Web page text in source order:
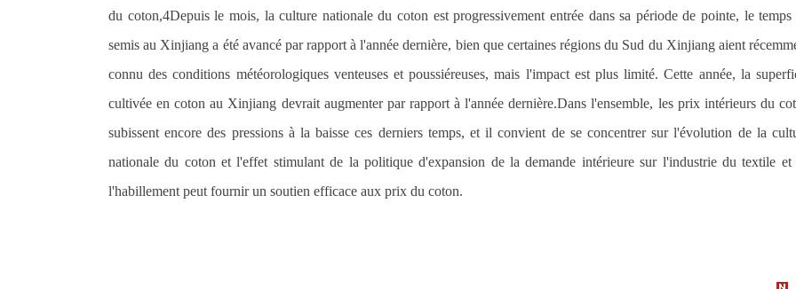
du coton,4Depuis le mois, la culture nationale du coton est progressivement entrée dans sa période de pointe, le temps
semis au Xinjiang a été avancé par rapport à l'année dernière, bien que certaines régions du Sud du Xinjiang aient
connu des conditions météorologiques venteuses et poussiéreuses, mais l'impact est plus limité. Cette année, la
cultivée en coton au Xinjiang devrait augmenter par rapport à l'année dernière.Dans l'ensemble, les prix intérieurs du
subissent encore des pressions à la baisse ces derniers temps, et il convient de se concentrer sur l'évolution de la
nationale du coton et l'effet stimulant de la politique d'expansion de la demande intérieure sur l'industrie du textile et
l'habillement peut fournir un soutien efficace aux prix du coton.